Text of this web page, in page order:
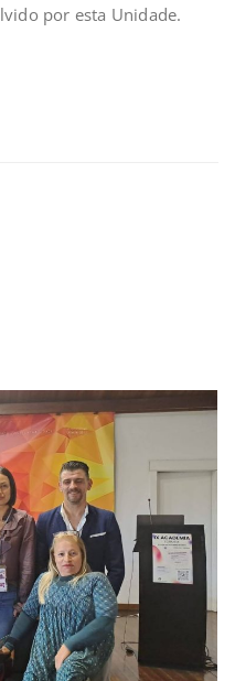
por esta Unidade.